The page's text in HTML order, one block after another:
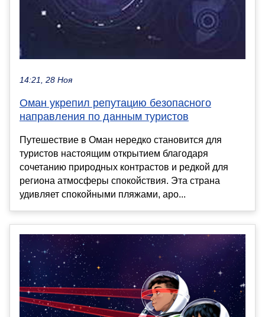
14:21, 28 Ноя
Оман укрепил репутацию безопасного
направления по данным туристов
Путешествие в Оман нередко становится для
туристов настоящим открытием благодаря
сочетанию природных контрастов и редкой для
региона атмосферы спокойствия. Эта страна
удивляет спокойными пляжами, аро...